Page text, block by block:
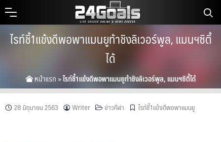
Skip
content
ไรท์ชี้1แข้งดีพอพาแมนยูท้าชิงลิเวอร์พูล, แมนฯซิตี้
ได้
หน้าแรก »ไรท์ชี้1แข้งดีพอพาแมนยูท้าชิงลิเวอร์พูล, แมนฯซิตี้ได้
28 มิถุนายน 2563 Writer ข่าวกีฬา ไรท์ชี้1แข้งดีพอพาแมนยู